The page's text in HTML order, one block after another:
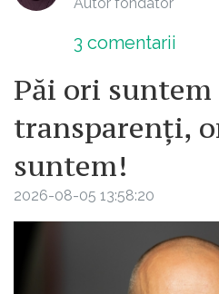
3 comentarii
Păi ori suntem
transparenți,
suntem!
2026-08-05 13:58:20